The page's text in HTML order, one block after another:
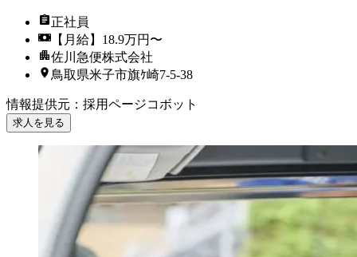
正社員
【月給】18.9万円〜
佐川急便株式会社
鳥取県米子市旗ｹ崎7-5-38
情報提供元 ： 採用ページコボット
求人を見る